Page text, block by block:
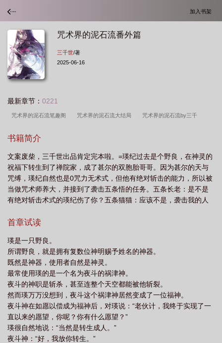
加入书架
咒术界的泥石流番外篇
三千世/著
2025-06-16
最新章节： 0221
咒术界的泥石流笔趣阁 咒术界的泥石流大结局 咒术界的泥石流by三千
党 咒术界的泥石流百度
术界的泥石流329章在线阅读 咒术界的泥石流 百度 咒术界的泥石流免费阅读全
文 咒术界的泥石流番外篇 咒术界的泥石流番外TXT 咒术界的泥石流番
外 咒术界的泥石流371 咒术界的泥石流番外329 咒术界的泥石流含番外 百
度 咒术界的泥石流 晋江 咒术界的泥石流最新章节 咒术界的泥石流福利章
世 咒术界的泥石流三千世
书籍简介
文案废柴，三千世出品肯定完本啦。=瑛纪过去是个野良，在神灵的
祝福下转生到了禅院家，成了甚尔的双胞胎哥哥。因为甚尔的天与
咒缚，瑛纪自然也是0咒力无术式，但他有绝对斩击的能力，所以被
当做咒术师养大，并接到了袭击五条悟的任务。五条长老：是不是
有绝对斩击术式的瑛纪伤了你？五条猫猫：应该不是，袭击我的人
猫猫：可你们给我看的照片不是袭击我的人啊！五条长老：也许你
院家主：我知道了，瑛纪有了孩子。御三家：我们知道了，禅院有
了十种影法术。总监部：我们全都知道了，禅院要通过十种影法
术，拉拢六眼，推翻咒术界！！瑛纪：……我怎么不知道？=禅院瑛
纪：人中混沌善，禅院家的智障，咒术界的泥石流，异能力者中的
搅屎棍。=1、主角是一只野良，是神器转生，所以脑回路清奇且泥
石流含量超高。2、主要是XX回战，有小野狗相关。既然剧情这么阴
间，那就只能用魔法打败魔法了【bushi3、本文无cp，除了官配比
如甚尔和惠妈这样的，其他不变。4、主角有写小说，有文中文，是
蠢作者瞎几把写的，会尽量简短描述故事梗概，篇幅不多。
首章试读
瑛是一只野良。
所谓野良，就是拥有复数位神明赐予姓名的神器。
既然是神器，使用者自然是神灵。
最常使用瑛的是一个名为夜斗的祸津神。
夜斗的神职是斩杀，甚至连整个天空都能被他斩裂。
然而瑛万万没想到，夜斗这个祸津神居然变成了一位福神。
夜斗神在如愿以偿成为福神后，对瑛说：“老伙计，我终于实现了一
直以来的愿望，你呢？你有什么愿望？”
瑛很自然地说：“当然是转生成人。”
夜斗神：“好，我放你转生。”